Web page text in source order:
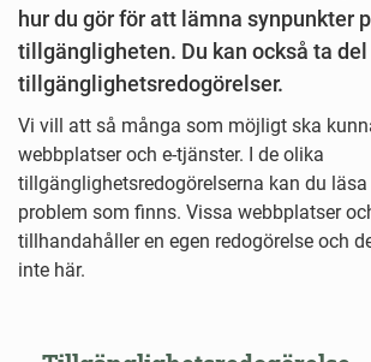
hur du gör för att lämna synpunkter
tillgängligheten. Du kan också ta del
tillgänglighetsredogörelser.
Vi vill att så många som möjligt ska
webbplatser och e-tjänster. I de olika
tillgänglighetsredogörelserna kan du
problem som finns. Vissa webbplatser
tillhandahåller en egen redogörelse och
inte här.